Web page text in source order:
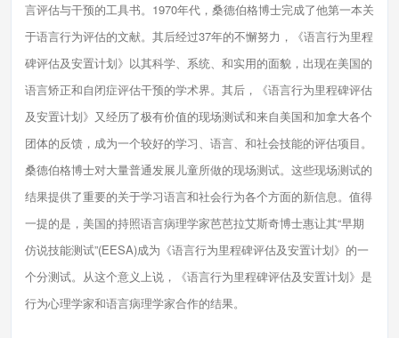
言评估与干预的工具书。1970年代，桑德伯格博士完成了他第一本关
于语言行为评估的文献。其后经过37年的不懈努力，《语言行为里程
碑评估及安置计划》以其科学、系统、和实用的面貌，出现在美国的
语言矫正和自闭症评估干预的学术界。其后，《语言行为里程碑评估
及安置计划》又经历了极有价值的现场测试和来自美国和加拿大各个
团体的反馈，成为一个较好的学习、语言、和社会技能的评估项目。
桑德伯格博士对大量普通发展儿童所做的现场测试。这些现场测试的
结果提供了重要的关于学习语言和社会行为各个方面的新信息。值得
一提的是，美国的持照语言病理学家芭芭拉艾斯奇博士惠让其“早期
仿说技能测试”(EESA)成为《语言行为里程碑评估及安置计划》的一
个分测试。从这个意义上说，《语言行为里程碑评估及安置计划》是
行为心理学家和语言病理学家合作的结果。